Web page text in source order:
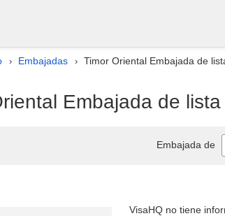
› Embajadas › Timor Oriental Embajada de
Embajada de
VisaHQ no tiene
Embajada de